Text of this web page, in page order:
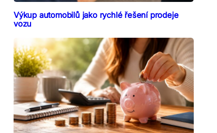
Výkup automobilů jako rychlé řešení prodeje
vozu